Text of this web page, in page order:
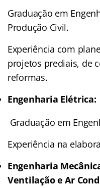
Graduação em
Produção Civil.
Experiência com
projetos prediais, de
reformas.
Engenharia Elétrica:
Graduação em
Experiência na
Engenharia
Ventilação e Ar